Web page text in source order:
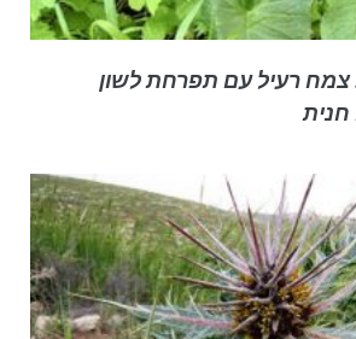
צמח רעיל עם תפרחת לשון
חנית